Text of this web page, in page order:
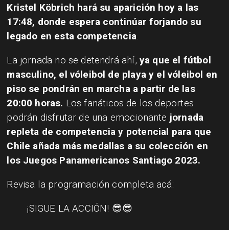
Kristel Köbrich hará su aparición hoy a las
17:48, donde espera continúar forjando su
legado en esta competencia.
La jornada no se detendrá ahí, ya que el fútbol
masculino, el vóleibol de playa y el vóleibol en
piso se pondrán en marcha a partir de las
20:00 horas. Los fanáticos de los deportes
podrán disfrutar de una emocionante jornada
repleta de competencia y potencial para que
Chile añada más medallas a su colección en
los Juegos Panamericanos Santiago 2023.
Revisa la programación completa acá:
¡SIGUE LA ACCIÓN! 😎😎